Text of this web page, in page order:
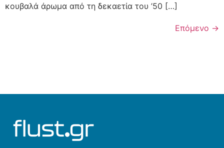
κουβαλά άρωμα από τη δεκαετία του ’50 […]
Επόμενο →